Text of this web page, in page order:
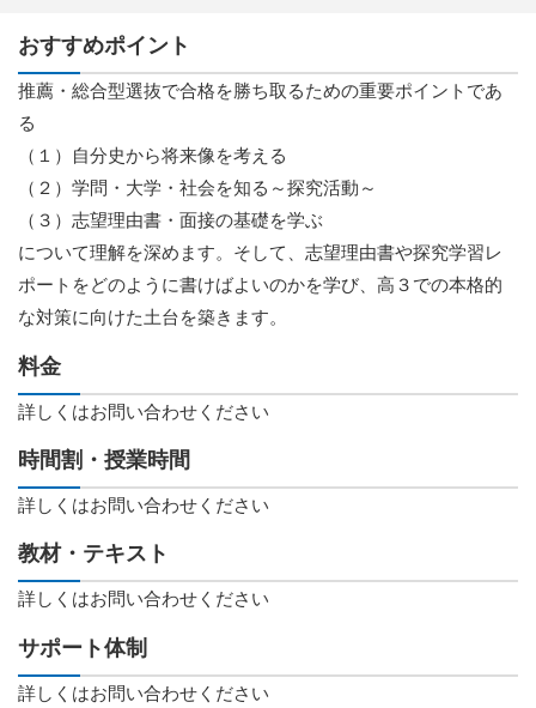
おすすめポイント
推薦・総合型選抜で合格を勝ち取るための重要ポイントであ
る
（１）自分史から将来像を考える
（２）学問・大学・社会を知る～探究活動～
（３）志望理由書・面接の基礎を学ぶ
について理解を深めます。そして、志望理由書や探究学習レ
ポートをどのように書けばよいのかを学び、高３での本格的
な対策に向けた土台を築きます。
料金
詳しくはお問い合わせください
時間割・授業時間
詳しくはお問い合わせください
教材・テキスト
詳しくはお問い合わせください
サポート体制
詳しくはお問い合わせください